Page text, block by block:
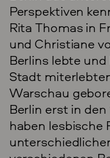
Perspektiven
Rita Thomas in
und Christiane
Berlins lebte
Stadt
Warschau
Berlin erst in
haben lesbische